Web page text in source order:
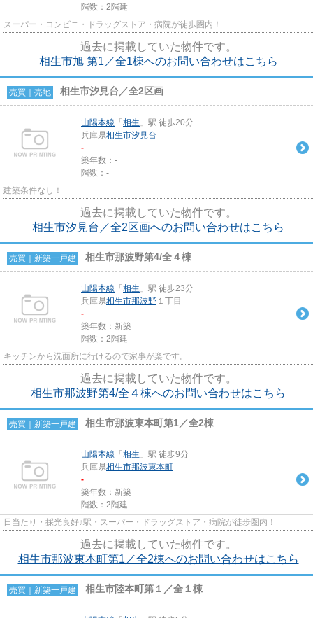
階数：2階建
スーパー・コンビニ・ドラッグストア・病院が徒歩圏内！
過去に掲載していた物件です。
相生市旭 第1／全1棟へのお問い合わせはこちら
売買｜売地 相生市汐見台／全2区画
山陽本線 「 相生 」駅 徒歩20分
兵庫県相生市汐見台
-
築年数：-
階数：-
建築条件なし！
過去に掲載していた物件です。
相生市汐見台／全2区画へのお問い合わせはこちら
売買｜新築一戸建 相生市那波野第4/全４棟
山陽本線 「 相生 」駅 徒歩23分
兵庫県相生市那波野 １丁目
-
築年数：新築
階数：2階建
キッチンから洗面所に行けるので家事が楽です。
過去に掲載していた物件です。
相生市那波野第4/全４棟へのお問い合わせはこちら
売買｜新築一戸建 相生市那波東本町第1／全2棟
山陽本線 「 相生 」駅 徒歩9分
兵庫県相生市那波東本町
-
築年数：新築
階数：2階建
日当たり・採光良好♪駅・スーパー・ドラッグストア・病院が徒歩圏内！
過去に掲載していた物件です。
相生市那波東本町第1／全2棟へのお問い合わせはこちら
売買｜新築一戸建 相生市陸本町第１／全１棟